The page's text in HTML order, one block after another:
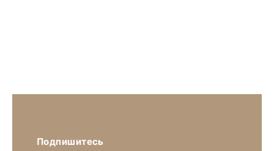
Подпишитесь